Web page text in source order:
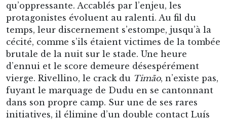
initiatives, il élimine d’un double contact Luís
Pereira. Ce dernier le fauche immédiatement
sans que l’arbitre ne bronche. L’action se
poursuit mais le réalisateur juge pertinent de
revenir sur les deux hommes. Epaules voutées,
bras ballants, Rivellino se replace en marchant
alors que Pereira, immense et droit comme un i,
lui tapote l’arrière de la tête comme le ferait un
maître à un élève découragé. Peu après,
Palmeiras inscrit l’unique but de la rencontre,